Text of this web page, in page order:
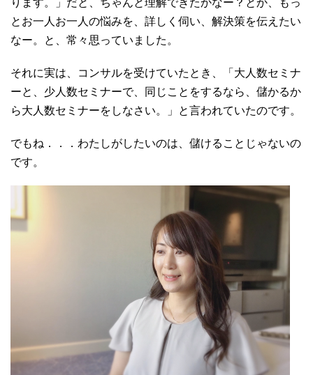
ります。」だと、ちゃんと理解できたかなー？とか、もっ
とお一人お一人の悩みを、詳しく伺い、解決策を伝えたい
なー。と、常々思っていました。
それに実は、コンサルを受けていたとき、「大人数セミナ
ーと、少人数セミナーで、同じことをするなら、儲かるか
ら大人数セミナーをしなさい。」と言われていたのです。
でもね．．．わたしがしたいのは、儲けることじゃないの
です。